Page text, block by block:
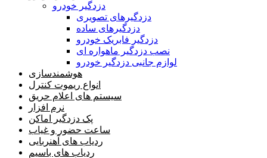
دزدگیر خودرو
دزدگیرهای تصویری
دزدگیرهای ساده
دزدگیر فابریک خودرو
نصب دزدگیر ماهواره ای
لوازم جانبی دزدگیر خودرو
هوشمندسازی
انواع ریموت کنترل
سیستم های اعلام حریق
نرم افزار
پک دزدگیر اماکن
ساعت حضور و غیاب
ردیاب های آهنربایی
ردیاب های باسیم